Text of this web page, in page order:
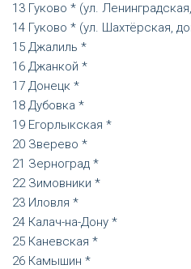
Гуково * (ул.
Гуково * (ул. Шахтёрская,
Джалиль *
Джанкой *
Донецк *
Дубовка *
Егорлыкская *
Зверево *
Зерноград *
Зимовники *
Иловля *
Калач-на-Дону *
Каневская *
Камышин *